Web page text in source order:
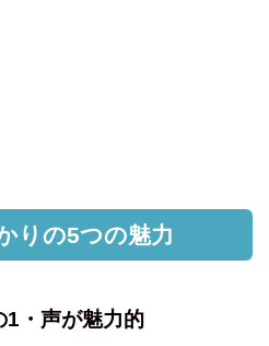
りの5つの魅力
1・声が魅力的